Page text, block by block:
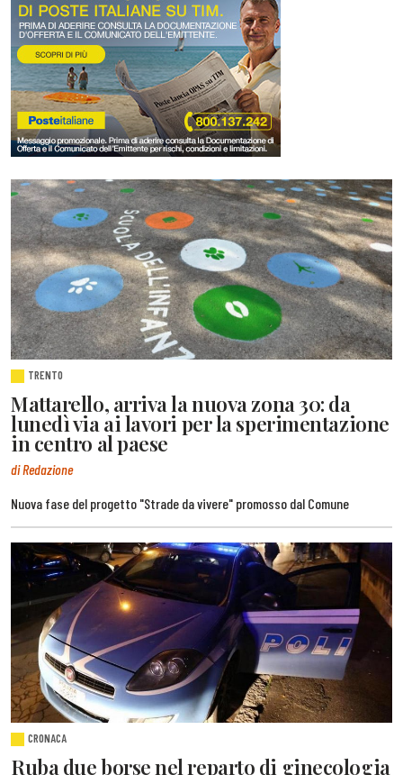
TRENTO
Mattarello, arriva la nuova zona 30: da
lunedì via ai lavori per la sperimentazione
in centro al paese
di Redazione
Nuova fase del progetto "Strade da vivere" promosso dal Comune
CRONACA
Ruba due borse nel reparto di ginecologia